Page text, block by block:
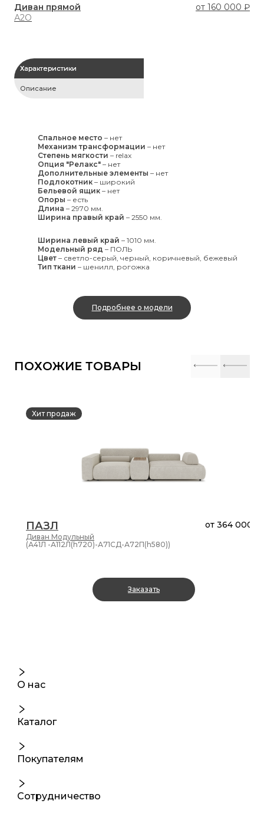
Диван прямой от 160 000 ₽
А2О
Характеристики
Описание
Спальное место – нет
Механизм трансформации – нет
Степень мягкости – relax
Опция "Релакс" – нет
Дополнительные элементы – нет
Подлокотник – широкий
Бельевой ящик – нет
Опоры – есть
Длина – 2970 мм.
Ширина правый край – 2550 мм.
Ширина левый край – 1010 мм.
Модельный ряд – ПОЛЬ
Цвет – светло-серый, черный, коричневый, бежевый
Тип ткани – шенилл, рогожка
Подробнее о модели
ПОХОЖИЕ ТОВАРЫ
Хит продаж
ПАЗЛ
Диван Модульный
от 364 000 ₽
(А41Л -А112Л(h720)-А71СД-А72П(h580))
Заказать
О нас
Каталог
Покупателям
Сотрудничество